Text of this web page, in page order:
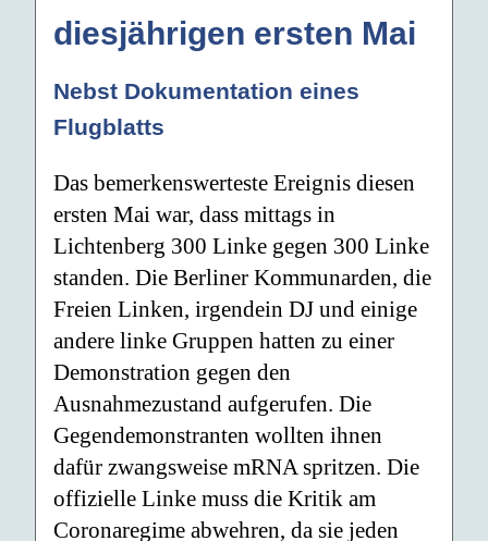
diesjährigen ersten Mai
Nebst Dokumentation eines
Flugblatts
Das bemerkenswerteste Ereignis diesen
ersten Mai war, dass mittags in
Lichtenberg 300 Linke gegen 300 Linke
standen. Die Berliner Kommunarden, die
Freien Linken, irgendein DJ und einige
andere linke Gruppen hatten zu einer
Demonstration gegen den
Ausnahmezustand aufgerufen. Die
Gegendemonstranten wollten ihnen
dafür zwangsweise mRNA spritzen. Die
offizielle Linke muss die Kritik am
Coronaregime abwehren, da sie jeden